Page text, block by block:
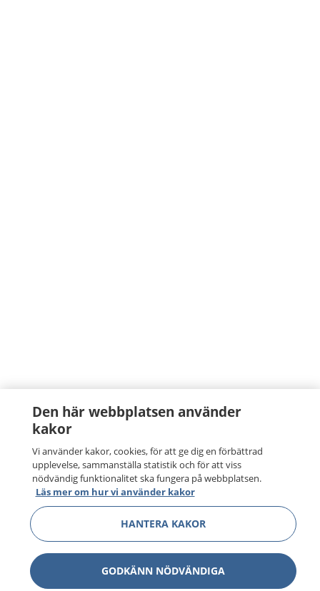
Den här webbplatsen använder
kakor
Vi använder kakor, cookies, för att ge dig en förbättrad
upplevelse, sammanställa statistik och för att viss
nödvändig funktionalitet ska fungera på webbplatsen.
Läs mer om hur vi använder kakor
HANTERA KAKOR
GODKÄNN NÖDVÄNDIGA